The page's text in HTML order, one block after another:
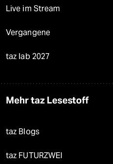
Live im Stream
Vergangene
taz lab 2027
Mehr taz Lesestoff
taz Blogs
taz FUTURZWEI